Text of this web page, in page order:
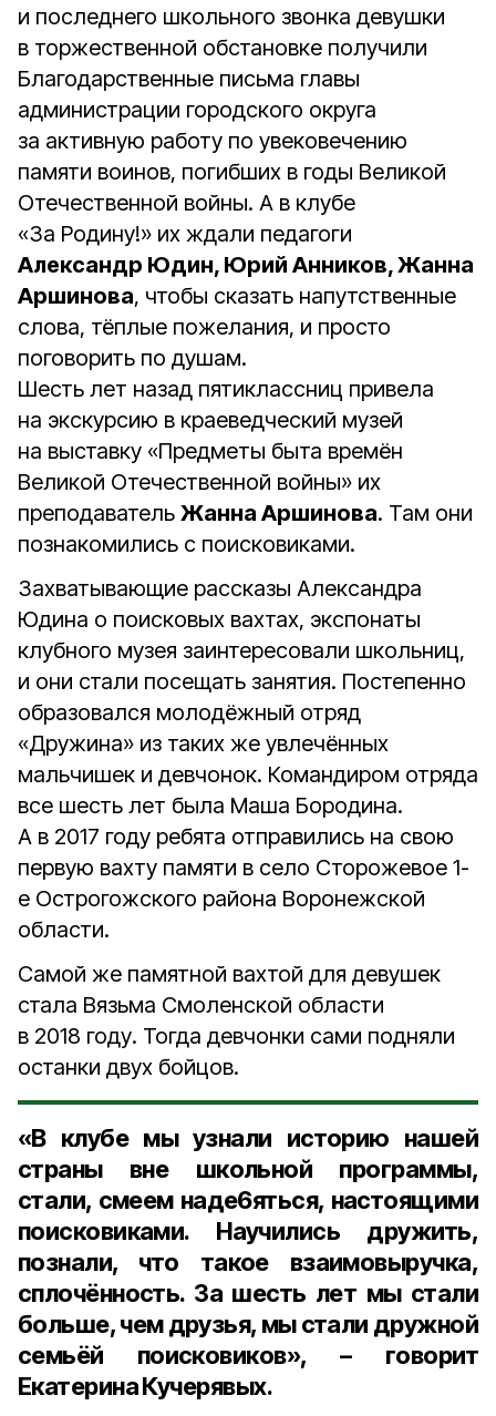
и последнего школьного звонка девушки
в торжественной обстановке получили
Благодарственные письма главы
администрации городского округа
за активную работу по увековечению
памяти воинов, погибших в годы Великой
Отечественной войны. А в клубе
«За Родину!» их ждали педагоги
Александр Юдин, Юрий Анников, Жанна
Аршинова, чтобы сказать напутственные
слова, тёплые пожелания, и просто
поговорить по душам.
Шесть лет назад пятиклассниц привела
на экскурсию в краеведческий музей
на выставку «Предметы быта времён
Великой Отечественной войны» их
преподаватель Жанна Аршинова. Там они
познакомились с поисковиками.
Захватывающие рассказы Александра
Юдина о поисковых вахтах, экспонаты
клубного музея заинтересовали школьниц,
и они стали посещать занятия. Постепенно
образовался молодёжный отряд
«Дружина» из таких же увлечённых
мальчишек и девчонок. Командиром отряда
все шесть лет была Маша Бородина.
А в 2017 году ребята отправились на свою
первую вахту памяти в село Сторожевое 1-
е Острогожского района Воронежской
области.
Самой же памятной вахтой для девушек
стала Вязьма Смоленской области
в 2018 году. Тогда девчонки сами подняли
останки двух бойцов.
«В клубе мы узнали историю нашей
страны вне школьной программы,
стали, смеем наде6яться, настоящими
поисковиками. Научились дружить,
познали, что такое взаимовыручка,
сплочённость. За шесть лет мы стали
больше, чем друзья, мы стали дружной
семьёй поисковиков», – говорит
Екатерина Кучерявых.